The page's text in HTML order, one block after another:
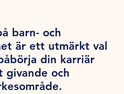
barn- och
är ett utmärkt val
din karriär
givande och